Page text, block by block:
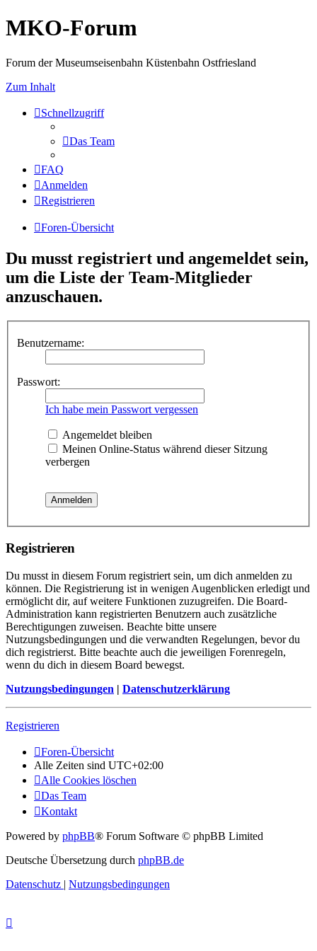
MKO-Forum
Forum der Museumseisenbahn Küstenbahn Ostfriesland
Zum Inhalt
Schnellzugriff
Das Team
FAQ
Anmelden
Registrieren
Foren-Übersicht
Du musst registriert und angemeldet sein,
um die Liste der Team-Mitglieder
anzuschauen.
Benutzername:
Passwort:
Ich habe mein Passwort vergessen
Angemeldet bleiben
Meinen Online-Status während dieser Sitzung
verbergen
Registrieren
Du musst in diesem Forum registriert sein, um dich anmelden zu
können. Die Registrierung ist in wenigen Augenblicken erledigt und
ermöglicht dir, auf weitere Funktionen zuzugreifen. Die Board-
Administration kann registrierten Benutzern auch zusätzliche
Berechtigungen zuweisen. Beachte bitte unsere
Nutzungsbedingungen und die verwandten Regelungen, bevor du
dich registrierst. Bitte beachte auch die jeweiligen Forenregeln,
wenn du dich in diesem Board bewegst.
Nutzungsbedingungen | Datenschutzerklärung
Registrieren
Foren-Übersicht
Alle Zeiten sind UTC+02:00
Alle Cookies löschen
Das Team
Kontakt
Powered by phpBB® Forum Software © phpBB Limited
Deutsche Übersetzung durch phpBB.de
Datenschutz | Nutzungsbedingungen